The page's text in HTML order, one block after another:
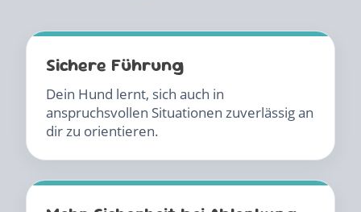
Sichere Führung
Dein Hund lernt, sich auch in
anspruchsvollen Situationen zuverlässig an
dir zu orientieren.